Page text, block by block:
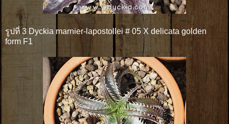
รูปที่ 3 Dyckia marnier-lapostollei # 05 X delicata golden
form F1